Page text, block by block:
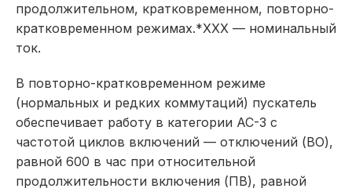
продолжительном, кратковременном, повторно-
кратковременном режимах.*ХХХ — номинальный
ток.
В повторно-кратковременном режиме
(нормальных и редких коммутаций) пускатель
обеспечивает работу в категории АС-3 с
частотой циклов включений — отключений (ВО),
равной 600 в час при относительной
продолжительности включения (ПВ), равной